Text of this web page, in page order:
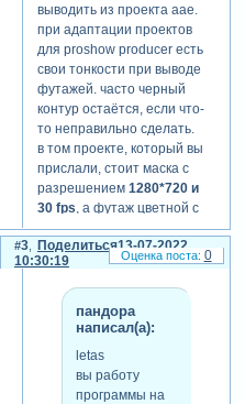
скрытый
текст:
для просмотра
скрытого текста
-
Зарегистрируйтесь,
чтобы увидеть
ссылкиили
зарегистрируйтесь.
отредактировано letas (11-
07-2022 21:57:14)
выводить из проекта аае.
при адаптации проектов
для proshow producer есть
свои тонкости при выводе
футажей. часто черный
контур остаётся, если что-
то неправильно сделать.
в том проекте, который вы
прислали, стоит маска с
разрешением 1280*720 и
30 fps, а футаж цветной с
разрешением1920*1080 и
25 fps. поэтому у вас и
косяки такие выходят.
они даже в самой
программе аае идут с
рассинхроном.
Поделиться
3
13-07-2022
10:30:19
пандора
написал(а):
letas
вы работу
программы на
0